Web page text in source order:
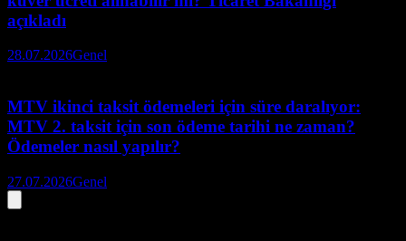
açıkladı
28.07.2026Genel
MTV ikinci taksit ödemeleri için süre daralıyor:
MTV 2. taksit için son ödeme tarihi ne zaman?
Ödemeler nasıl yapılır?
27.07.2026Genel